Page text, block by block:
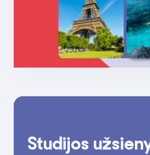
Studijos